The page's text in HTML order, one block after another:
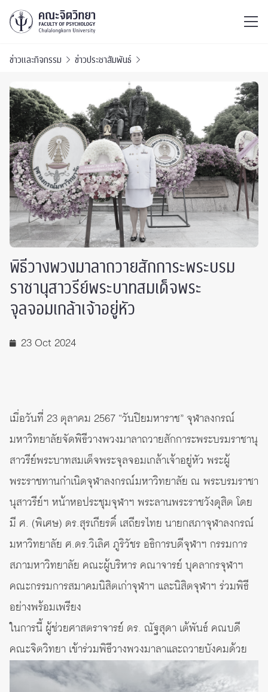
ข่าวและกิจกรรม ข่าวประชาสัมพันธ์
พิธีวางพวงมาลาถวายสักการะพระบรม
ราชานุสาวรีย์พระบาทสมเด็จพระ
จุลจอมเกล้าเจ้าอยู่หัว
23 Oct 2024
เมื่อวันที่ 23 ตุลาคม 2567 “วันปิยมหาราช” จุฬาลงกรณ์
มหาวิทยาลัยจัดพิธีวางพวงมาลาถวายสักการะพระบรมราชานุ
สาวรีย์พระบาทสมเด็จพระจุลจอมเกล้าเจ้าอยู่หัว พระผู้
พระราชทานกำเนิดจุฬาลงกรณ์มหาวิทยาลัย ณ พระบรมราชา
นุสาวรีย์ฯ หน้าหอประชุมจุฬาฯ พระลานพระราชวังดุสิต โดย
มี ศ. (พิเศษ) ดร.สุรเกียรติ์ เสถียรไทย นายกสภาจุฬาลงกรณ์
มหาวิทยาลัย ศ.ดร.วิเลิศ ภูริวัชร อธิการบดีจุฬาฯ กรรมการ
สภามหาวิทยาลัย คณะผู้บริหาร คณาจารย์ บุคลากรจุฬาฯ
คณะกรรมการสมาคมนิสิตเก่าจุฬาฯ และนิสิตจุฬาฯ ร่วมพิธี
อย่างพร้อมเพรียง
ในการนี้ ผู้ช่วยศาสตราจารย์ ดร. ณัฐสุดา เต้พันธ์ คณบดี
คณะจิตวิทยา เข้าร่วมพิธีวางพวงมาลาและถวายบังคมด้วย